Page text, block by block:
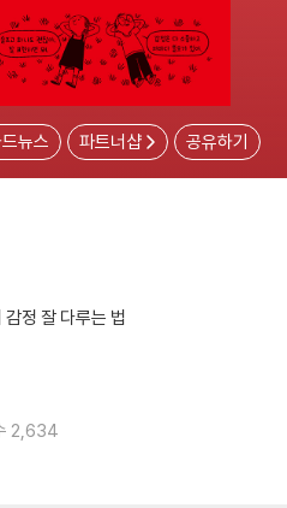
뉴스 파트너샵 공유하기
정 잘 다루는 법
2,634